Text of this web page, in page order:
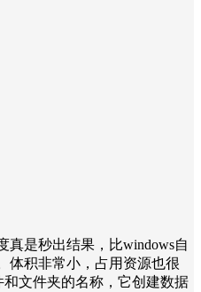
真是秒出结果，比windows自
体积非常小，占用资源也很
和文件夹的名称，它创建数据